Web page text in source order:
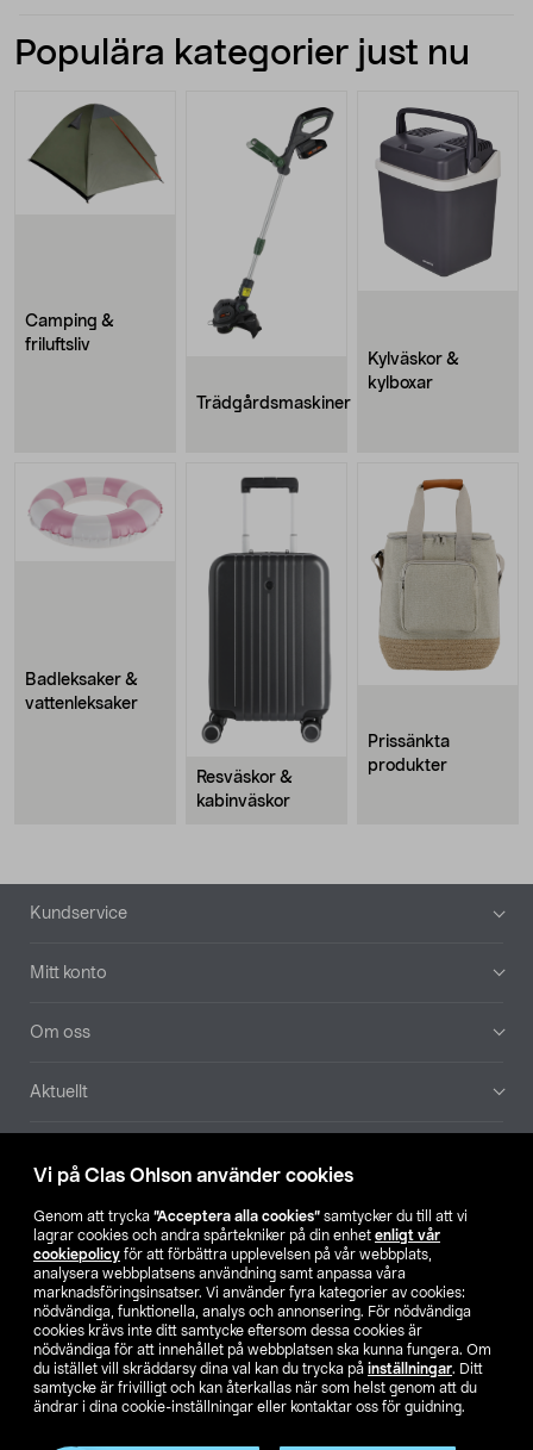
Vi på Clas Ohlson använder cookies
Genom att trycka ”Acceptera alla cookies” samtycker du till att vi
lagrar cookies och andra spårtekniker på din enhet enligt vår
cookiepolicy för att förbättra upplevelsen på vår webbplats,
analysera webbplatsens användning samt anpassa våra
marknadsföringsinsatser. Vi använder fyra kategorier av cookies:
nödvändiga, funktionella, analys och annonsering. För nödvändiga
cookies krävs inte ditt samtycke eftersom dessa cookies är
nödvändiga för att innehållet på webbplatsen ska kunna fungera. Om
du istället vill skräddarsy dina val kan du trycka på inställningar. Ditt
samtycke är frivilligt och kan återkallas när som helst genom att du
ändrar i dina cookie-inställningar eller kontaktar oss för guidning.
Populära kategorier just nu
Camping &
friluftsliv
Trädgårdsmaskiner
Kylväskor &
kylboxar
Badleksaker &
vattenleksaker
Resväskor &
kabinväskor
Prissänkta
produkter
Sidfot
Kundservice
Mitt konto
Om oss
Aktuellt
Hitta butik
SE NO FI